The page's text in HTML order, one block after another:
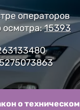
операторов
осмотра:15393
о техническом